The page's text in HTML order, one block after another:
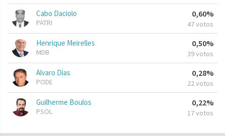
Cabo Daciolo
PATRI
0,60%
47 votos
Henrique Meirelles
MDB
0,50%
39 votos
Alvaro Dias
PODE
0,28%
22 votos
Guilherme Boulos
PSOL
0,22%
17 votos